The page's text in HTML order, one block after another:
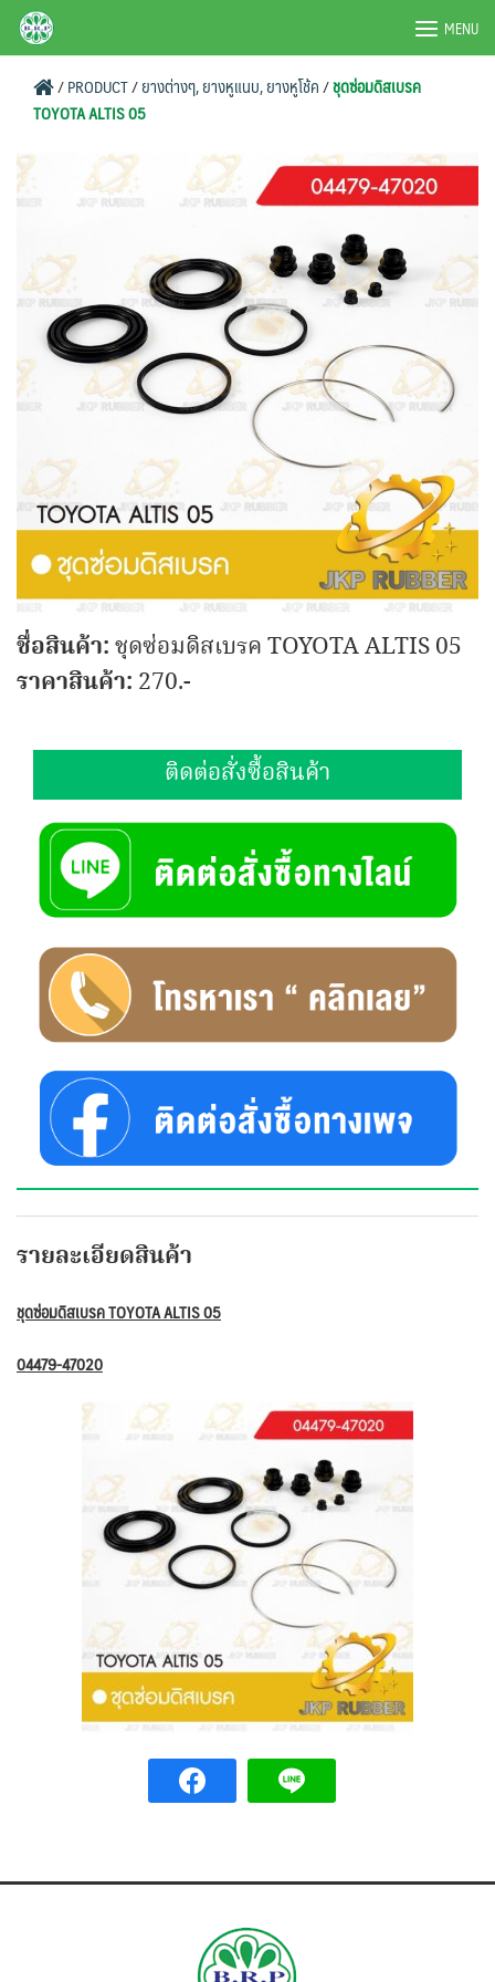
SkipBRPAUTO.COM MENU
/PRODUCT/ยางต่างๆ, ยางหูแนบ, ยางหูโช้ค/ชุดซ่อมดิสเบรค
TOYOTA ALTIS 05
ชื่อสินค้า:ชุดซ่อมดิสเบรค TOYOTA ALTIS 05
ราคาสินค้า: 270.-
ติดต่อสั่งซื้อสินค้า
รายละเอียดสินค้า
ชุดซ่อมดิสเบรค TOYOTA ALTIS 05
04479-47020